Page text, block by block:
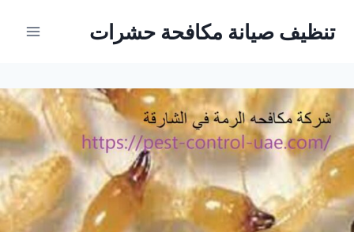
تنظيف صيانة مكافحة حشرات